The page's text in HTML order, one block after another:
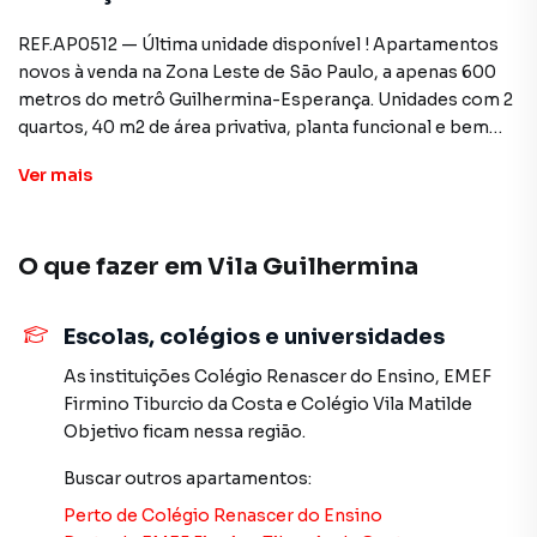
REF.AP0512 — Última unidade disponível ! Apartamentos
novos à venda na Zona Leste de São Paulo, a apenas 600
metros do metrô Guilhermina-Esperança. Unidades com 2
quartos, 40 m2 de área privativa, planta funcional e bem
acesso a transporte público. Valor de venda a partir de
Minha Vida, oferecendo condições facilitadas para
sua visita.
Apartamento para Venda em região valorizada do bairro
procurava ou deseja mais informações sobre
Apartamento em São Paulo? Entre em contato com nossa
Ver mais
O que fazer em Vila Guilhermina
Escolas, colégios e universidades
As instituições Colégio Renascer do Ensino, EMEF
Firmino Tiburcio da Costa e Colégio Vila Matilde
Objetivo ficam nessa região.
Buscar outros apartamentos:
Perto de Colégio Renascer do Ensino